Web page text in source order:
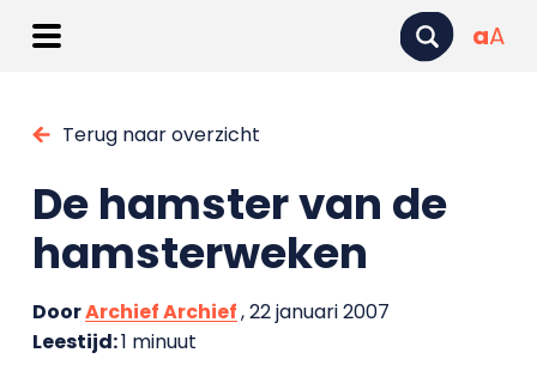
aA
Terug naar overzicht
De hamster van de
hamsterweken
DoorArchief Archief, 22 januari 2007
Leestijd:1 minuut